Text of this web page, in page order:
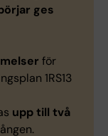
ges
för
1RS13
upp till två